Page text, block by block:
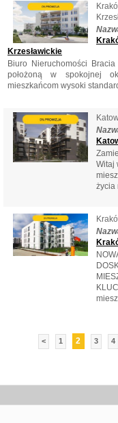
Krzesławickie
Biuro Nieruchomości
położoną w spokojnej
mieszkańcom wysoki
Witaj
życia
< 1 2 3 4